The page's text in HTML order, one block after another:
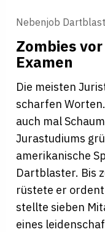
Nebenjob
Zom­bies
Examen
Die meisten
scharfen
auch mal
Jurastudiums
amerikanische
Dartblaster. Bis
rüstete er
stellte sieben
eines